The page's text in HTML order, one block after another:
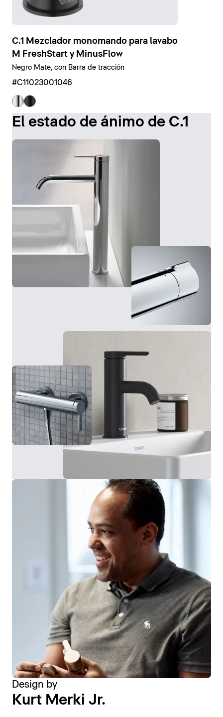
C.1 Mezclador monomando para lavabo
M FreshStart y MinusFlow
Negro Mate, con Barra de tracción
#C11023001046
El estado de ánimo de C.1
Design by
Kurt Merki Jr.